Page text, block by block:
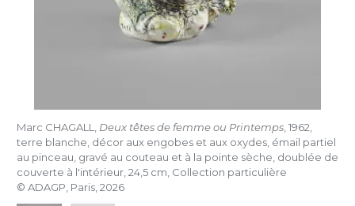
Marc CHAGALL, Deux têtes de femme ou Printemps , 1962,
terre blanche, décor aux engobes et aux oxydes, émail partiel
au pinceau, gravé au couteau et à la pointe sèche, doublée de
couverte à l'intérieur, 24,5 cm, Collection particulière
© ADAGP, Paris, 2026